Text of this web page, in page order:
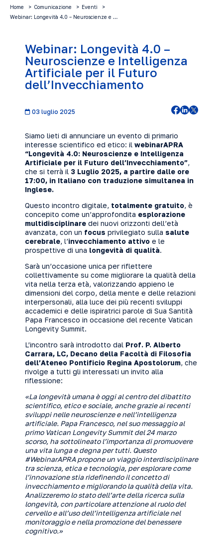
Home Comunicazione
Eventi
Webinar: Longevità 4.0 – Neuroscienze e …
Webinar: Longevità 4.0 –
Neuroscienze e Intelligenza
Artificiale per il Futuro
dell’Invecchiamento
03 luglio 2025
Siamo lieti di annunciare un evento di primario
interesse scientifico ed etico: il webinarAPRA
“Longevità 4.0: Neuroscienze e Intelligenza
Artificiale per il Futuro dell’Invecchiamento”,
che si terrà il 3 Luglio 2025, a partire dalle ore
17:00, in Italiano con traduzione simultanea in
Inglese.
Questo incontro digitale, totalmente gratuito, è
concepito come un’approfondita esplorazione
multidisciplinare dei nuovi orizzonti dell’età
avanzata, con un focus privilegiato sulla salute
cerebrale, l’invecchiamento attivo e le
prospettive di una longevità di qualità.
Sarà un’occasione unica per riflettere
collettivamente su come migliorare la qualità della
vita nella terza età, valorizzando appieno le
dimensioni del corpo, della mente e delle relazioni
interpersonali, alla luce dei più recenti sviluppi
accademici e delle ispiratrici parole di Sua Santità
Papa Francesco in occasione del recente Vatican
Longevity Summit.
L’incontro sarà introdotto dal Prof. P. Alberto
Carrara, LC, Decano della Facoltà di Filosofia
dell’Ateneo Pontificio Regina Apostolorum, che
rivolge a tutti gli interessati un invito alla
riflessione:
«La longevità umana è oggi al centro del dibattito
scientifico, etico e sociale, anche grazie ai recenti
sviluppi nelle neuroscienze e nell’intelligenza
artificiale. Papa Francesco, nel suo messaggio al
primo Vatican Longevity Summit del 24 marzo
scorso, ha sottolineato l’importanza di promuovere
una vita lunga e degna per tutti. Questo
#WebinarAPRA propone un viaggio interdisciplinare
tra scienza, etica e tecnologia, per esplorare come
l’innovazione stia ridefinendo il concetto di
invecchiamento e migliorando la qualità della vita.
Analizzeremo lo stato dell’arte della ricerca sulla
longevità, con particolare attenzione al ruolo del
cervello e all’uso dell’intelligenza artificiale nel
monitoraggio e nella promozione del benessere
cognitivo.»